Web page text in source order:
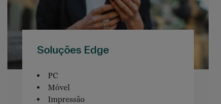
Soluções Edge
PC
Móvel
Impressão